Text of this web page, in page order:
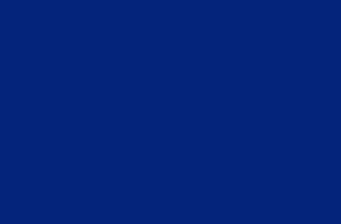
produzir componentes metálicos
a fundição de aço inoxidável
onde as peças fundidas de aço